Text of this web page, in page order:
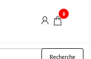
0
Recherche